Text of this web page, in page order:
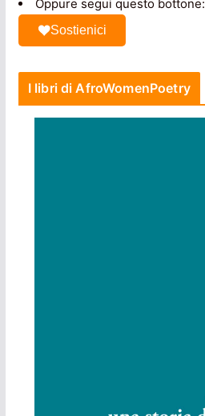
Oppure segui questo bottone:
Sostienici
I libri di AfroWomenPoetry